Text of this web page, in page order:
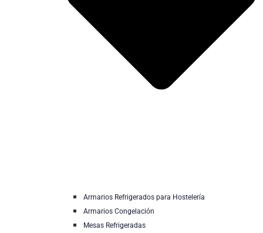
Armarios Refrigerados para Hostelería
Armarios Congelación
Mesas Refrigeradas